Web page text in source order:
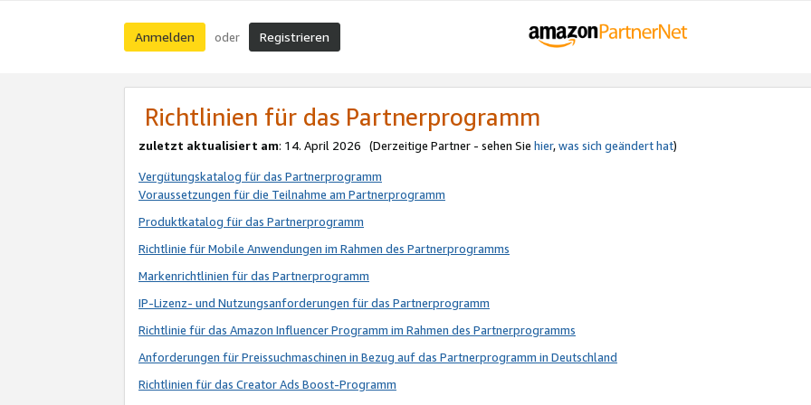
Anmelden oder Registrieren
Richtlinien für das Partnerprogramm
zuletzt aktualisiert am: 14. April 2026 (Derzeitige Partner - sehen Sie hier,was sich geändert hat)
Vergütungskatalog für das Partnerprogramm
Voraussetzungen für die Teilnahme am Partnerprogramm
Produktkatalog für das Partnerprogramm
Richtlinie für Mobile Anwendungen im Rahmen des Partnerprogramms
Markenrichtlinien für das Partnerprogramm
IP-Lizenz- und Nutzungsanforderungen für das Partnerprogramm
Richtlinie für das Amazon Influencer Programm im Rahmen des Partnerprogramms
Anforderungen für Preissuchmaschinen in Bezug auf das Partnerprogramm in Deutschland
Richtlinien für das Creator Ads Boost-Programm